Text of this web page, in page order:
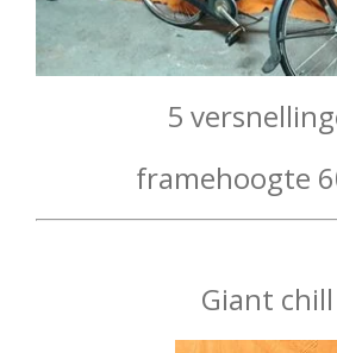
5
framehoogte
Giant chill